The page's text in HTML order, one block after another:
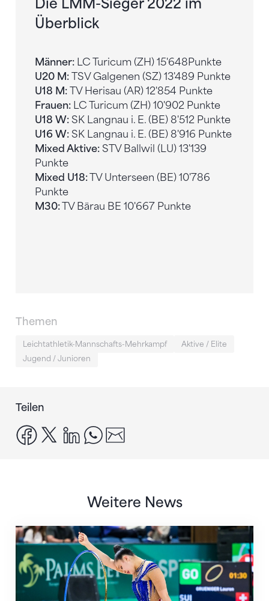
Die LMM-Sieger 2022 im
Überblick
Männer: LC Turicum (ZH) 15'648Punkte
U20 M: TSV Galgenen (SZ) 13'489 Punkte
U18 M: TV Herisau (AR) 12'854 Punkte
Frauen:
LC Turicum (ZH) 10'902 Punkte
U18 W: SK Langnau i. E. (BE) 8'512 Punkte
U16 W: SK Langnau i. E. (BE) 8'916 Punkte
Mixed Aktive: STV Ballwil (LU) 13'139
Punkte
Mixed U18:TV Unterseen (BE) 10'786
Punkte
M30:TV Bärau BE 10'667 Punkte
Themen
Leichtathletik-Mannschafts-Mehrkampf
Aktive / Elite
Jugend / Junioren
Teilen
facebook
x linkedinwhatsapp
Weitere News
Nächster Halt: Weltmeisterschaft